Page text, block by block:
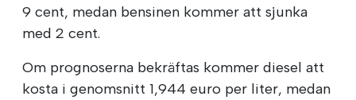
9 cent, medan bensinen kommer att sjunka
med 2 cent.
Om prognoserna bekräftas kommer diesel att
kosta i genomsnitt 1,944 euro per liter, medan